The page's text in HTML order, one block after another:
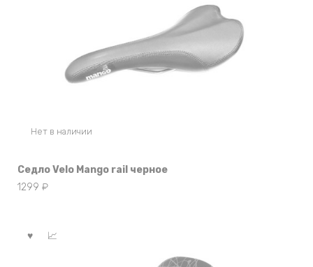
Нет в наличии
Седло Velo Mango rail черное
1299 ₽